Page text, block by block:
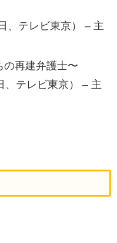
、テレビ東京） – 主
の再建弁護士〜
、テレビ東京） – 主